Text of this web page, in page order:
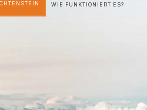
WIE FUNKTIONIERT ES?